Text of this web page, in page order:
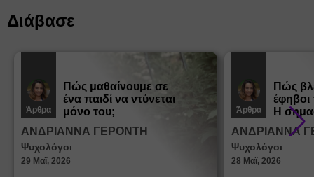
Διάβασε
Άρθρα
Πώς μαθαίνουμε σε
ένα παιδί να ντύνεται
μόνο του;
ΑΝΔΡΙΑΝΝΑ ΓΕΡΟΝΤΗ
Ψυχολόγοι
29 Μαϊ, 2026
Άρθρα
Πώς
Η
στη
ΑΝΔΡΙΑΝΝΑ
Ψυχολόγοι
28 Μαϊ, 2026